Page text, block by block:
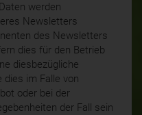
werden
Newsletters
des Newsletters
dies für den Betrieb
diesbezügliche
im Falle von
oder bei der
der Fall sein